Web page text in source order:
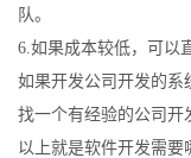
队。
6.如果成本较低，可以
如果开发公司开发的系
找一个有经验的公司开
以上就是软件开发需要